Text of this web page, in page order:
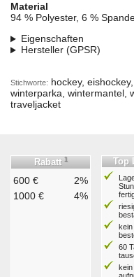
Material
94 % Polyester, 6 %
Eigenschaften
Hersteller (GPSR)
Stichworte: hockey,
winterparka, wintermantel,
traveljacket
Rabatt 1
600 €
2%
1000 €
4%
Top
60